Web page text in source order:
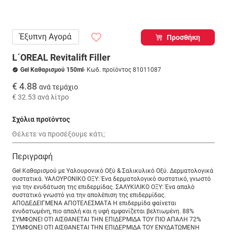
Έξυπνη Αγορά Προσθήκη
L΄OREAL Revitalift Filler
Gel Καθαρισμού 150ml - Κωδ. προϊόντος 81011087
€ 4.88 ανά τεμάχιο
€ 32.53 ανά λίτρο
Σχόλια προϊόντος
Περιγραφή
Gel Καθαρισμού με Υαλουρονικό Οξύ & Σαλικυλικό Οξύ. Δερματολογικά
συστατικά. ΥΑΛΟΥΡΟΝΙΚΟ ΟΞΥ: Ένα δερματολογικό συστατικό, γνωστό
για την ενυδάτωση της επιδερμίδας. ΣΑΛΥΚΙΛΙΚΟ ΟΞΥ: Ένα απαλό
συστατικό γνωστό για την απολέπιση της επιδερμίδας.
ΑΠΟΔΕΔΕΙΓΜΕΝΑ ΑΠΟΤΕΛΕΣΜΑΤΑ Η επιδερμίδα φαίνεται
ενυδατωμένη, πιο απαλή και η υφή εμφανίζεται βελτιωμένη. 88%
ΣΥΜΦΩΝΕΙ ΟΤΙ ΑΙΣΘΑΝΕΤΑΙ ΤΗΝ ΕΠΙΔΕΡΜΙΔΑ ΤΟΥ ΠΙΟ ΑΠΑΛΗ 72%
ΣΥΜΦΩΝΕΙ ΟΤΙ ΑΙΣΘΑΝΕΤΑΙ ΤΗΝ ΕΠΙΔΕΡΜΙΔΑ ΤΟΥ ΕΝΥΔΑΤΩΜΕΝΗ